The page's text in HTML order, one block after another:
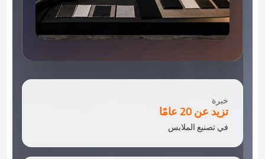
خبرة
تزيد عن 20 عامًا
في تصنيع الملابس